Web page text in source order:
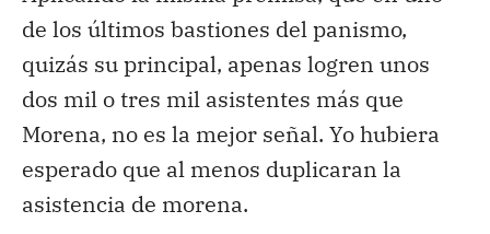
de los últimos bastiones del panismo,
quizás su principal, apenas logren unos
dos mil o tres mil asistentes más que
Morena, no es la mejor señal. Yo hubiera
esperado que al menos duplicaran la
asistencia de morena.